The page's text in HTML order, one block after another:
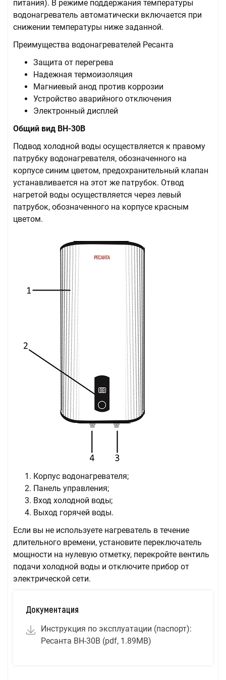
питания). В режиме поддержания температуры
водонагреватель автоматически включается при
снижении температуры ниже заданной.
Преимущества водонагревателей Ресанта
Защита от перегрева
Надежная термоизоляция
Магниевый анод против коррозии
Устройство аварийного отключения
Электронный дисплей
Общий вид ВН-30В
Подвод холодной воды осуществляется к правому
патрубку водонагревателя, обозначенного на
корпусе синим цветом, предохранительный клапан
устанавливается на этот же патрубок. Отвод
нагретой воды осуществляется через левый
патрубок, обозначенного на корпусе красным
цветом.
Корпус водонагревателя;
Панель управления;
Вход холодной воды;
Выход горячей воды.
Если вы не используете нагреватель в течение
длительного времени, установите переключатель
мощности на нулевую отметку, перекройте вентиль
подачи холодной воды и отключите прибор от
электрической сети.
Документация
Инструкция по эксплуатации (паспорт):
Ресанта ВН-30В (pdf, 1.89MB)